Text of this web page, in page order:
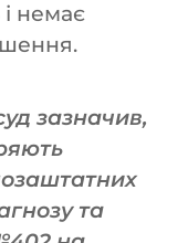
немає
зазначив,
та